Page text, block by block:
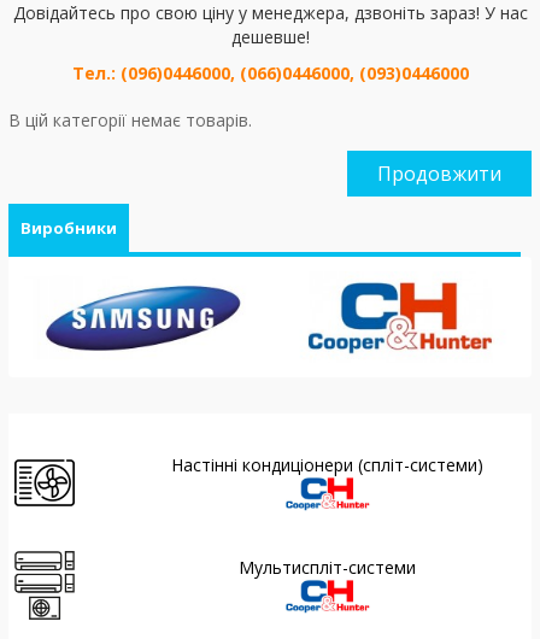
Довідайтесь про свою ціну у менеджера, дзвоніть зараз! У нас
дешевше!
Тел.: (096)0446000, (066)0446000, (093)0446000
В цій категорії немає товарів.
Продовжити
Виробники
Настінні кондиціонери (спліт-системи)
Мультиспліт-системи